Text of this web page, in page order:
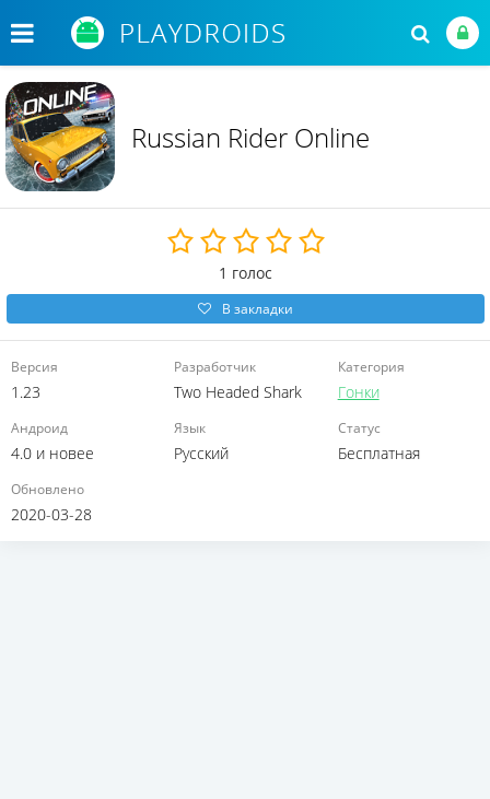
Russian Rider Online
1 голос
В закладки
Версия
1.23
Разработчик
Two Headed Shark
Категория
Гонки
Андроид
4.0 и новее
Язык
Русский
Статус
Бесплатная
Обновлено
2020-03-28